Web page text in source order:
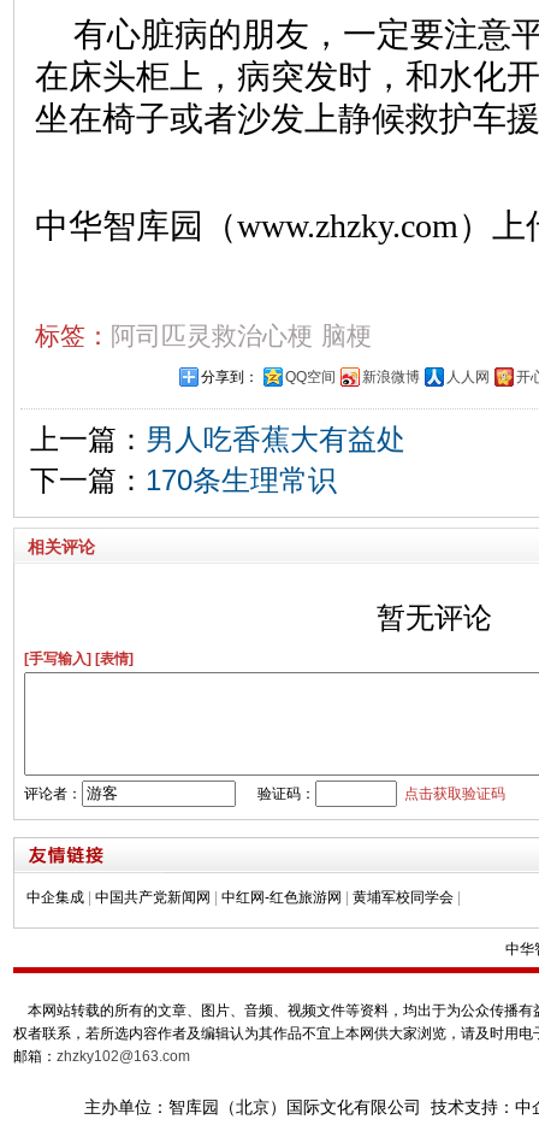
有心脏病的朋友，一定要注意
在床头柜上，病突发时，和水化
坐在椅子或者沙发上静候救护车
中华智库园（www.zhzky.com）上
标签： 阿司匹灵救治心梗 脑梗
分享到： QQ空间 新浪微博 人人网 开
上一篇： 男人吃香蕉大有益处
下一篇： 170条生理常识
相关评论
暂无评论
[手写输入] [表情]
评论者： 验证码： 点击获取验证码
中企集成 中国共产党新闻网 中红网-红色旅游网 黄埔军校同学会
中华
本网站转载的所有的文章、图片、音频、视频文件等资料，均出于为公众传播
权者联系，若所选内容作者及编辑认为其作品不宜上本网供大家浏览，请及时用
邮箱： zhzky102@163.com
主办单位：智库园（北京）国际文化有限公司 技术支持：